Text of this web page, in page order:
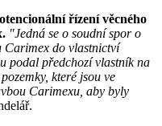
řízení věcného
"Jedná se o soudní spor o
Carimex do vlastnictví
podal předchozí vlastník na
které jsou ve
Carimexu, aby byly